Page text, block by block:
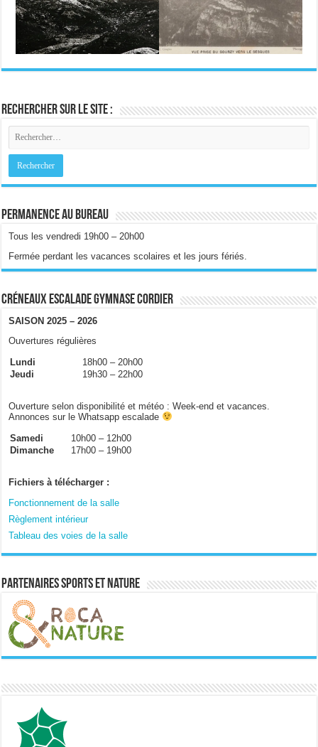
Rechercher sur le site :
Permanence au bureau
Tous les vendredi 19h00 – 20h00
Fermée perdant les vacances scolaires et les jours fériés.
Créneaux escalade gymnase Cordier
SAISON 2025 – 2026
Ouvertures régulières
Lundi
18h00 – 20h00
Jeudi
19h30 – 22h00
Ouverture selon disponibilité et météo : Week-end et vacances.
Annonces sur le Whatsapp escalade
Samedi
10h00 – 12h00
Dimanche
17h00 – 19h00
Fichiers à télécharger :
Fonctionnement de la salle
Règlement intérieur
Tableau des voies de la salle
Partenaires sports et nature